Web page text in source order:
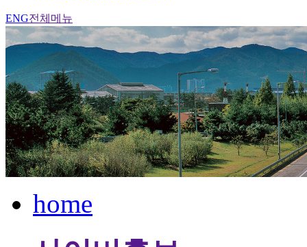
ENG전체메뉴
home